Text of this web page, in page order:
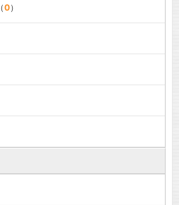
（0）